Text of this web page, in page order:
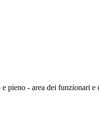
pieno - area dei funzionari